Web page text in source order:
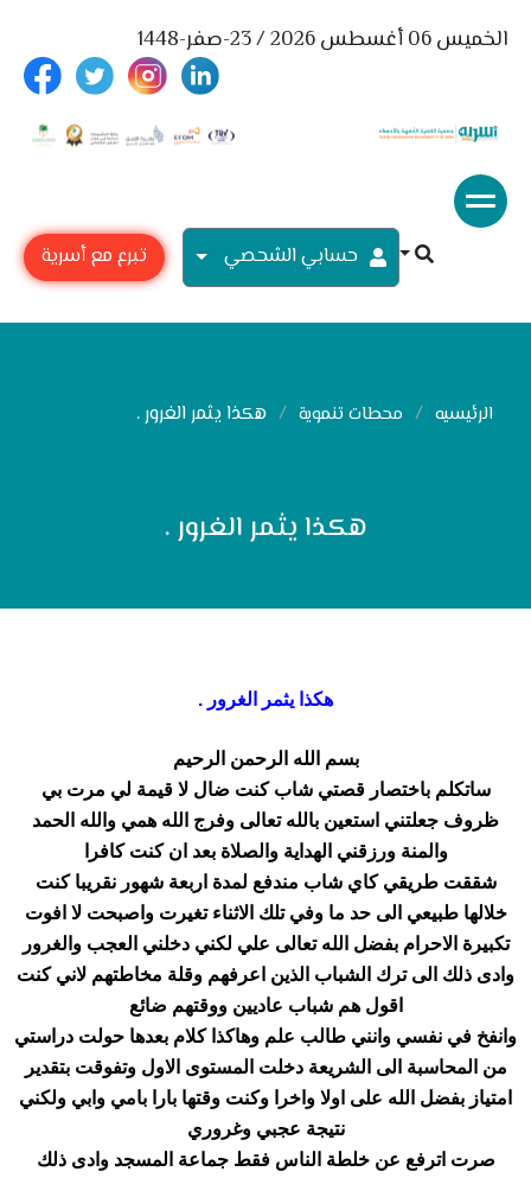
الخميس 06 أغسطس 2026 / 23-صفر-1448
حسابي الشحصي تبرع مع أسرية
الرئيسيه محطات تنموية هكذا يثمر الغرور .
هكذا يثمر الغرور .
هكذا يثمر الغرور .
بسم الله الرحمن الرحيم
ساتكلم باختصار قصتي شاب كنت ضال لا قيمة لي مرت بي
ظروف جعلتني استعين بالله تعالى وفرج الله همي والله الحمد
والمنة ورزقني الهداية والصلاة بعد ان كنت كافرا
شققت طريقي كاي شاب مندفع لمدة اربعة شهور نقريبا كنت
خلالها طبيعي الى حد ما وفي تلك الاثناء تغيرت واصبحت لا افوت
تكبيرة الاحرام بفضل الله تعالى علي لكني دخلني العجب والغرور
وادى ذلك الى ترك الشباب الذين اعرفهم وقلة مخاطتهم لاني كنت
اقول هم شباب عاديين ووقتهم ضائع
وانفخ في نفسي وانني طالب علم وهاكذا كلام بعدها حولت دراستي
من المحاسبة الى الشريعة دخلت المستوى الاول وتفوقت بتقدير
امتياز بفضل الله على اولا واخرا وكنت وقتها بارا بامي وابي ولكني
نتيجة عجبي وغروري
صرت اترفع عن خلطة الناس فقط جماعة المسجد وادى ذلك